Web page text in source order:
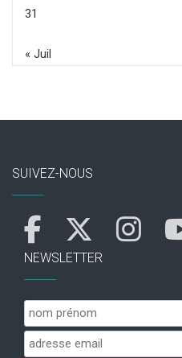
31
« Juil
SUIVEZ-NOUS
NEWSLETTER